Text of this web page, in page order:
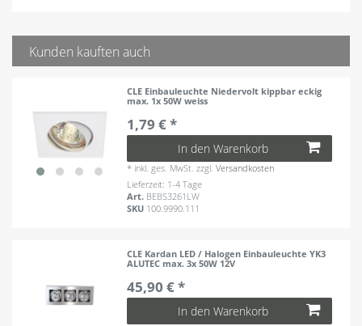
Kunden kauften auch
CLE Einbauleuchte Niedervolt kippbar eckig
max. 1x 50W weiss
1,79 € *
In den Warenkorb
* inkl. ges. MwSt. zzgl.Versandkosten
Lieferzeit: 1-4 Tage
Art. BEBS3261LW
SKU 100.9990.111
CLE Kardan LED / Halogen Einbauleuchte YK3
ALUTEC max. 3x 50W 12V
45,90 € *
In den Warenkorb